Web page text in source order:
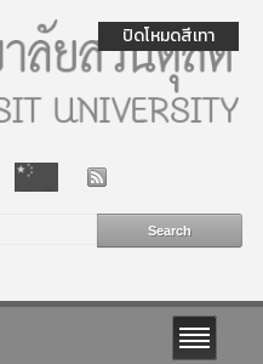
ปิดโหมดสีเทา